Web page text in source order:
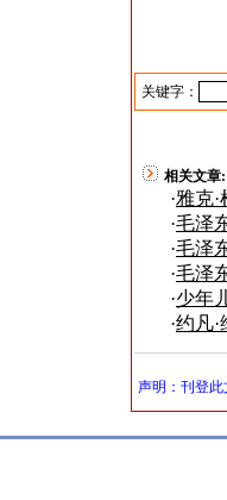
关键字：
相关文章:
·雅克
·毛泽
·毛泽
·毛泽
·少年
·约凡
声明：刊登